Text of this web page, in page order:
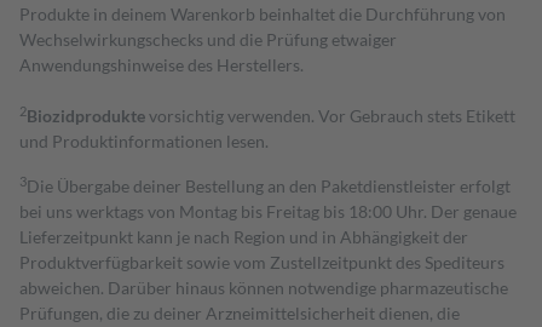
Produkte in deinem Warenkorb beinhaltet die Durchführung von
Wechselwirkungschecks und die Prüfung etwaiger
Anwendungshinweise des Herstellers.
2Biozidproduktevorsichtig verwenden. Vor Gebrauch stets Etikett
und Produktinformationen lesen.
3Die Übergabe deiner Bestellung an den Paketdienstleister erfolgt
bei uns werktags von Montag bis Freitag bis 18:00 Uhr. Der genaue
Lieferzeitpunkt kann je nach Region und in Abhängigkeit der
Produktverfügbarkeit sowie vom Zustellzeitpunkt des Spediteurs
abweichen. Darüber hinaus können notwendige pharmazeutische
Prüfungen, die zu deiner Arzneimittelsicherheit dienen, die